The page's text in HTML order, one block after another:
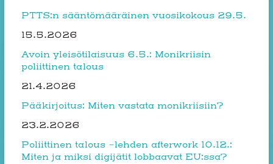
PTTS:n sääntömääräinen vuosikokous 29.5.
15.5.2026
Avoin yleisötilaisuus 6.5.: Monikriisin
poliittinen talous
21.4.2026
Pääkirjoitus: Miten vastata monikriisiin?
23.2.2026
Poliittinen talous -lehden afterwork 10.12.:
Miten ja miksi digijätit lobbaavat EU:ssa?